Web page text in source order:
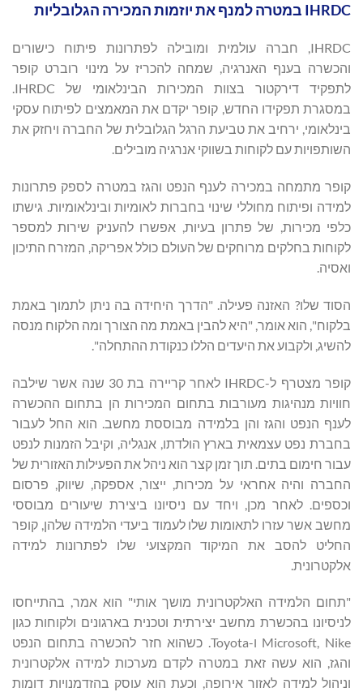
IHRDC במטרה למנף את יוזמות המכירה הגלובליות
IHRDC, חברה עולמית ומובילה לפתרונות פיתוח כישורים
והכשרה בענף האנרגיה, שמחה להכריז על מינוי רוברט קופר
לתפקיד דירקטור בצוות המכירות הבינלאומי של IHRDC.
במסגרת תפקידו החדש, קופר יקדם את המאמצים לפיתוח עסקי
בינלאומי, ירחיב את טביעת הרגל הגלובלית של החברה ויחזק את
השותפויות עם לקוחות בשווקי אנרגיה מובילים.
קופר מתמחה במכירה לענף הנפט והגז במטרה לספק פתרונות
למידה ופיתוח מחוללי שינוי בחברות לאומיות ובינלאומיות. גישתו
כלפי מכירות, של פתרון בעיות, אפשרו להעניק שירות למספר
לקוחות בחלקים מרוחקים של העולם כולל אפריקה, המזרח התיכון
ואסיה.
הסוד שלו? האזנה פעילה. "הדרך היחידה בה ניתן לתמוך באמת
בלקוח", הוא אומר, "היא להבין באמת מה הצורך ומה הלקוח מנסה
להשיג, ולקבוע את היעדים הללו כנקודת ההתחלה".
קופר מצטרף ל-IHRDC לאחר קריירה בת 30 שנה אשר שילבה
חוויות מנהיגות מעורבות בתחום המכירות הן בתחום ההכשרה
לענף הנפט והגז והן בלמידה מבוססת מחשב. הוא החל לעבור
בחברת נפט עצמאית בארץ הולדתו, אנגליה, וקיבל הזמנות לנפט
עבור חימום בתים. תוך זמן קצר הוא ניהל את הפעילות האזורית של
החברה והיה אחראי על מכירות, ייצור, אספקה, שיווק, פרסום
וכספים. לאחר מכן, ויחד עם ניסיונו ביצירת שיעורים מבוססי
מחשב אשר עזרו לתאומות שלו לעמוד ביעדי הלמידה שלהן, קופר
החליט להסב את המיקוד המקצועי שלו לפתרונות למידה
אלקטרונית.
"תחום הלמידה האלקטרונית מושך אותי" הוא אמר, בהתייחסו
לניסיונו בהכשרת מחשב יצירתית וטכנית בארגונים ולקוחות כגון
Microsoft, Nike ו-Toyota. כשהוא חזר להכשרה בתחום הנפט
והגז, הוא עשה זאת במטרה לקדם מערכות למידה אלקטרונית
וניהול למידה לאזור אירופה, וכעת הוא עוסק בהזדמנויות דומות